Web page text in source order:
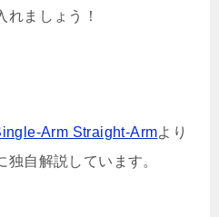
れましょう！
Arm Straight-Armより
自解説しています。